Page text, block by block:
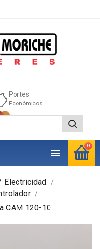
0
Portes
Económicos

Electricidad
CAM 120-10